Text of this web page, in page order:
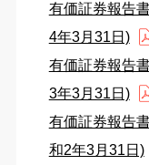
有価証券報告
4年3月31日)
有価証券報告
3年3月31日)
有価証券報告
和2年3月31日)